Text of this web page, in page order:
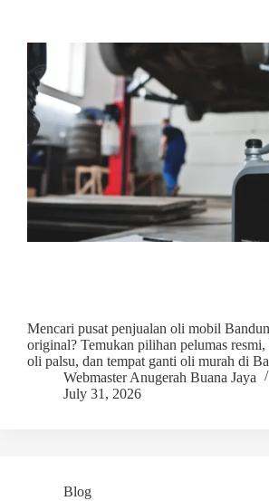
Mencari pusat penjualan oli mobil
original? Temukan pilihan pelumas resmi,
oli palsu, dan tempat ganti oli murah di
Webmaster Anugerah Buana Jaya
July 31, 2026
Blog